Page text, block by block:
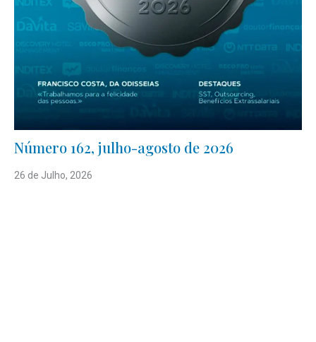
Número 162, julho-agosto de 2026
26 de Julho, 2026